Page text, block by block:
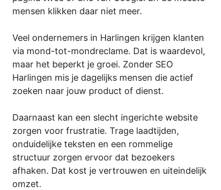
mensen klikken daar niet meer.
Veel ondernemers in Harlingen krijgen klanten
via mond-tot-mondreclame. Dat is waardevol,
maar het beperkt je groei. Zonder SEO
Harlingen mis je dagelijks mensen die actief
zoeken naar jouw product of dienst.
Daarnaast kan een slecht ingerichte website
zorgen voor frustratie. Trage laadtijden,
onduidelijke teksten en een rommelige
structuur zorgen ervoor dat bezoekers
afhaken. Dat kost je vertrouwen en uiteindelijk
omzet.